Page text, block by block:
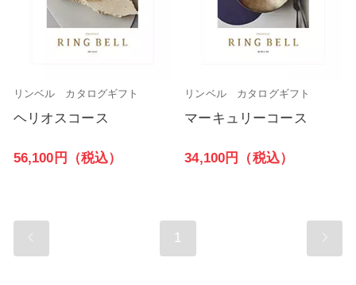
リンベル カタログギフト
ヘリオスコース
56,100円（税込）
リンベル カタログギフト
マーキュリーコース
34,100円（税込）
1